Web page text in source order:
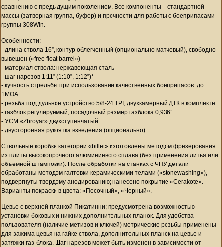
сравнению с предыдущим поколением. Все компоненты – стандартной
массы (затворная группа, буфер) и прочности для работы с боеприпасами
группы 308Win.
Особенности:
- длина ствола 16”, контур облегченный (опционально матчевый), свободно
вывешен («free float barrel»)
- материал ствола: нержавеющая сталь
- шаг нарезов 1:11” (1:10”, 1:12”)*
- кучность стрельбы при использовании качественных боеприпасов: до
1МОА
- резьба под дульное устройство 5/8-24 ТРI, двухкамерный ДТК в комплекте
- газблок регулируемый, посадочный размер газблока 0,936”
- УСМ «Zbroyar» двухступенчатый
- двусторонняя рукоятка взведения (опционально)
Ствольные коробки категории «billet» изготовлены методом фрезерования
из плиты высокопрочного алюминиевого сплава (без применения литья или
объемной штамповки). После обработки на станках с ЧПУ детали
обработаны методом галтовки керамическими телами («stonewashing»),
подвергнуты твердому анодированию; нанесено покрытие «Cerakote».
Варианты покраски в цвета: «Песочный», «Черный».
Цевье с верхней планкой Пикатинни; предусмотрена возможностью
установки боковых и нижних дополнительных планок. Для удобства
пользователя (наличие метизов и ключей) метрические резьбы применены
для зажима цевья на гайке ствола, дополнительных планок на цевье и
затяжки газ-блока. Шаг нарезов может быть изменен в зависимости от